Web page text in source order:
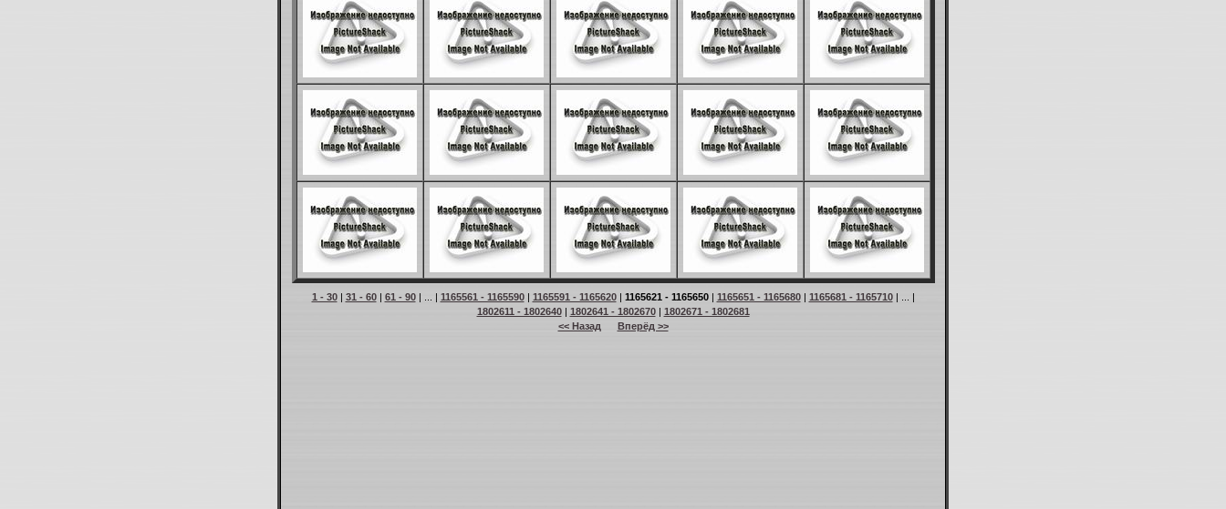
1 - 30| 31 - 60| 61 - 90| ... | 1165561 - 1165590| 1165591 - 1165620| 1165621 - 1165650| 1165651 - 1165680| 1165681 - 1165710| ... |
1802611 - 1802640| 1802641 - 1802670| 1802671 - 1802681
<< Назад
Вперёд >>